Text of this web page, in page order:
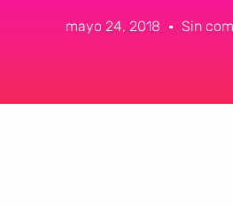
mayo 24, 2018 Sin